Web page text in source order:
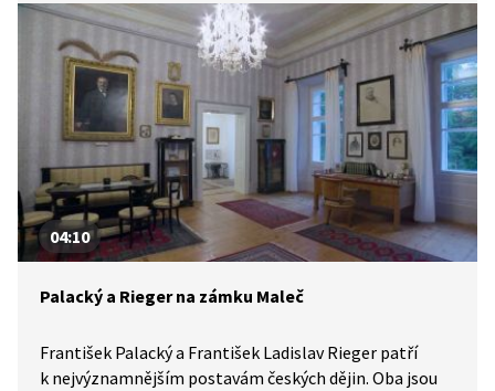
otázky odpovídají historici v pořadu Historie.cs.
04:10
Palacký a Rieger na zámku Maleč
František Palacký a František Ladislav Rieger patří
k nejvýznamnějším postavám českých dějin. Oba jsou